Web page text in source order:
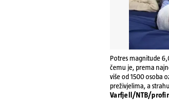
Potres magnitude
čemu je, prema
više od 1500 osoba
preživjelima, a
Varfjell/NTB/